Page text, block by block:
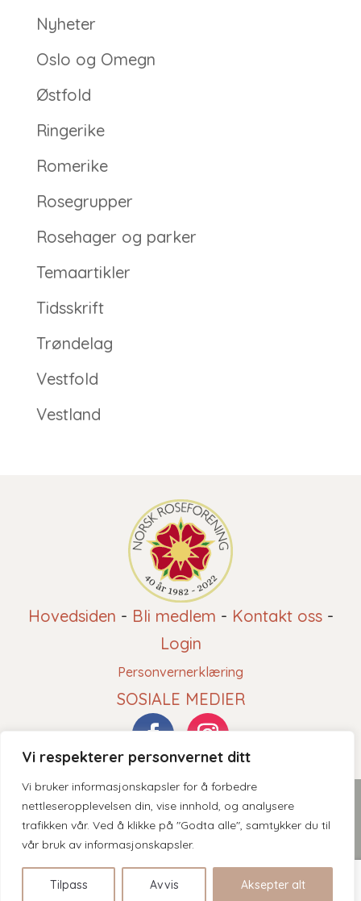
Vi respekterer personvernet ditt
Vi bruker informasjonskapsler for å forbedre
nettleseropplevelsen din, vise innhold, og analysere
trafikken vår. Ved å klikke på "Godta alle", samtykker du til
vår bruk av informasjonskapsler.
Tilpass Avvis Aksepter alt
Nyheter
Oslo og Omegn
Østfold
Ringerike
Romerike
Rosegrupper
Rosehager og parker
Temaartikler
Tidsskrift
Trøndelag
Vestfold
Vestland
Hovedsiden - Bli medlem - Kontakt oss-
Login
Personvernerklæring
SOSIALE MEDIER
2026 © Norsk Roseforening - Innholdet er beskyttet av
åndsverksloven. Kopiering er derav ikke tillatt uten skriftlig
tillatelse.